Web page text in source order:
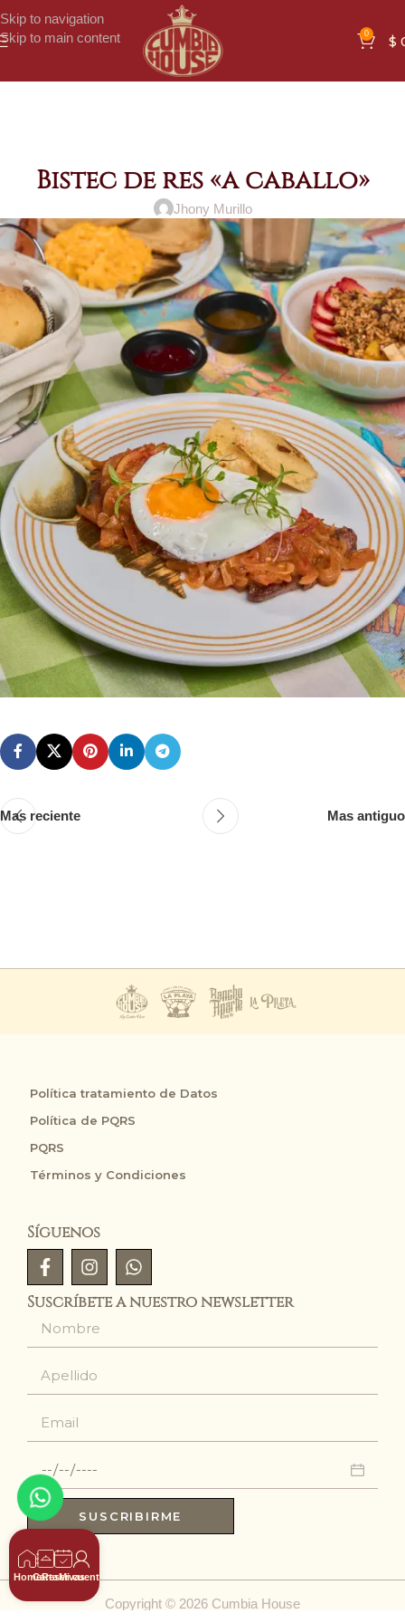
Skip to navigation
Skip to main content
0 $
Bistec de res «a caballo»
Jhony Murillo
Mas reciente Mas antiguo
Política tratamiento de Datos
Política de PQRS
PQRS
Términos y Condiciones
Síguenos
Suscríbete a nuestro newsletter
SUSCRIBIRME
Copyright © 2026 Cumbia House
HomeCarta
Reservas
Mi cuenta